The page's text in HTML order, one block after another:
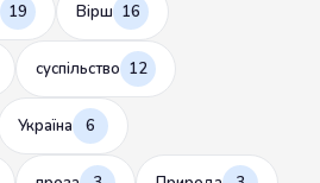
19 Вірш 16
суспільство 12
Україна 6